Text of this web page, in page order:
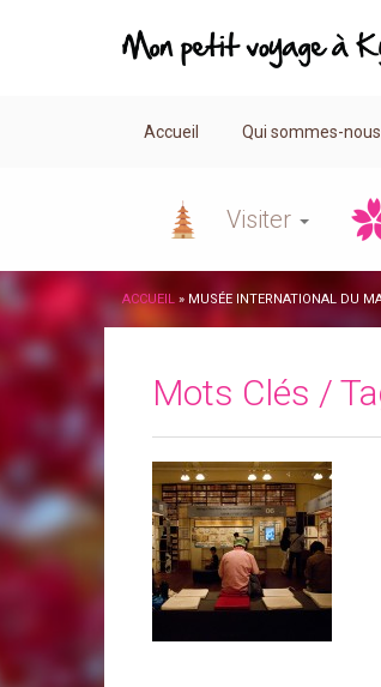
Accueil Qui sommes-nous
Visiter
ACCUEIL » MUSÉE INTERNATIONAL DU
Mots Clés /